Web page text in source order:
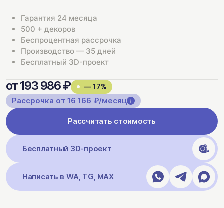
Гарантия 24 месяца
500 + декоров
Беспроцентная рассрочка
Производство — 35 дней
Бесплатный 3D-проект
от 193 986 ₽
— 17%
Рассрочка от 16 166 ₽/месяц
Рассчитать стоимость
Бесплатный 3D-проект
Написать в WA, TG, MAX